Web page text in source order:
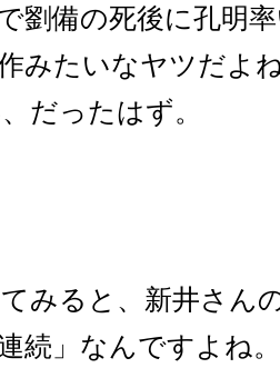
劉備の死後に孔明
みたいなヤツだよ
だったはず。
みると、新井さん
続」なんですよね。